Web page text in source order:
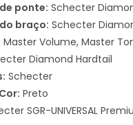
ponte: Schecter
braço: Schecter
Master Volume, Master
Diamond Hardtail
Schecter
Preto
SGR-UNIVERSAL